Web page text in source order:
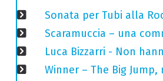
Sonata per Tubi alla
Scaramuccia – una
Luca Bizzarri - Non
Winner – The Big